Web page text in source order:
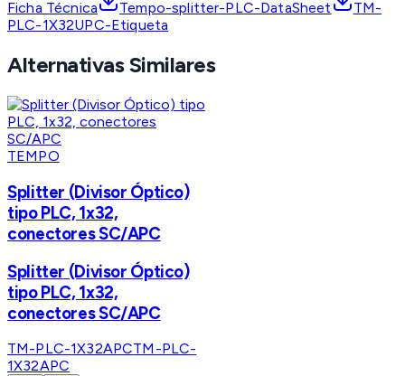
Ficha Técnica Tempo-splitter-PLC-DataSheet
TM-
PLC-1X32UPC-Etiqueta
Alternativas Similares
TEMPO
Splitter (Divisor Óptico)
tipo PLC, 1x32,
conectores SC/APC
Splitter (Divisor Óptico)
tipo PLC, 1x32,
conectores SC/APC
TM-PLC-1X32APCTM-PLC-
1X32APC